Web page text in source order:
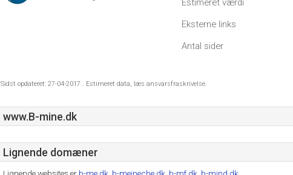
Estimeret værdi
Eksterne links
Antal sider
Sidst opdateret: 27-04-2017 . Estimeret data, læs ansvarsfraskrivelse.
www.B-mine.dk
Lignende domæner